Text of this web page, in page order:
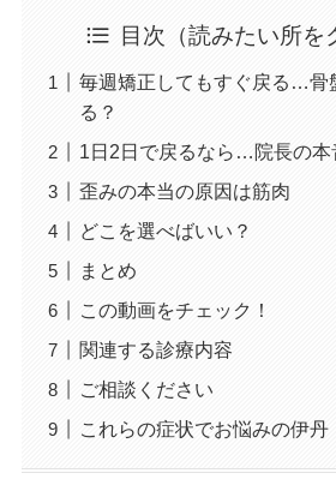
目次（読みたい所を
毎週矯正してもすぐ戻る…骨
る？
1日2日で戻るなら…院長の本
歪みの本当の原因は筋肉
どこを選べばいい？
まとめ
この動画をチェック！
関連する診療内容
ご相談ください
これらの症状でお悩みの伊丹